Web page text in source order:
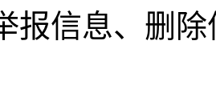
报信息、删